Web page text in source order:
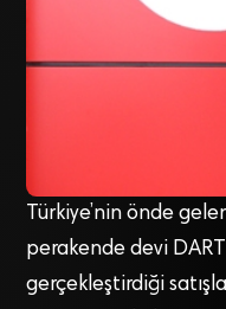
Türkiye’nin önde
perakende devi
gerçekleştirdiği